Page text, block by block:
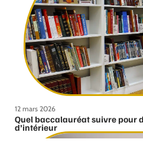
12 mars 2026
Quel baccalauréat suivre pour
d’intérieur